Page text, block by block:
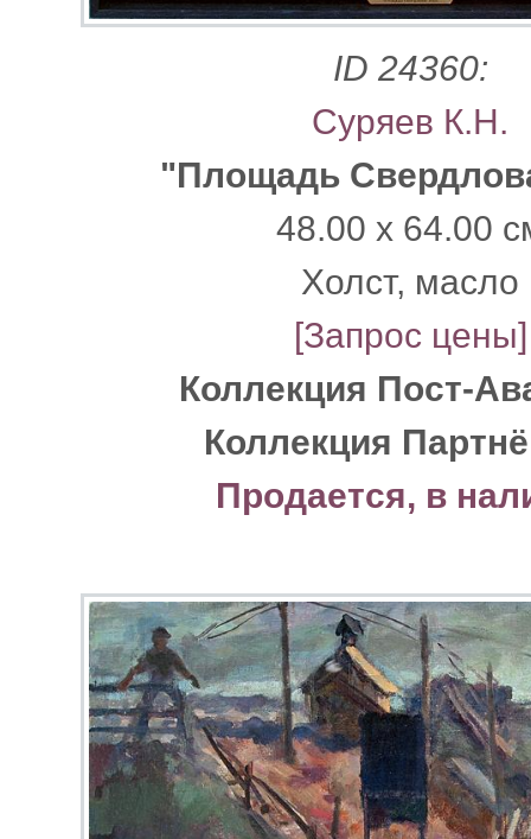
ID 24360:
Суряев К.Н.
"Площадь
48.00 x 64.00
Xолст, масло
[Запрос цены]
Коллекция Пост-
Коллекция
Продается, в